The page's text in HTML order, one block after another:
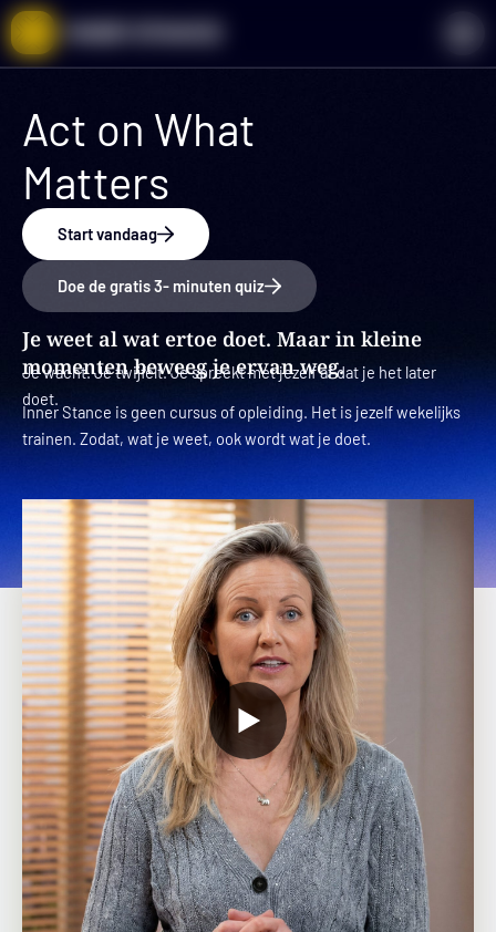
Ga
naar
de
Act on What
Matters
Start vandaag
Doe de gratis 3- minuten quiz
Je weet al wat ertoe doet. Maar in kleine
momenten beweeg je ervan weg.
Je wacht. Je twijfelt. Je spreekt met jezelf af dat je het later
doet.
Inner Stance is geen cursus of opleiding. Het is jezelf wekelijks
trainen. Zodat, wat je weet, ook wordt wat je doet.